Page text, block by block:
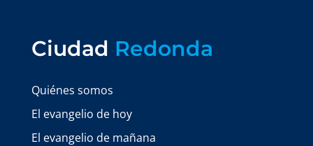
Ciudad Redonda
Quiénes somos
El evangelio de hoy
El evangelio de mañana